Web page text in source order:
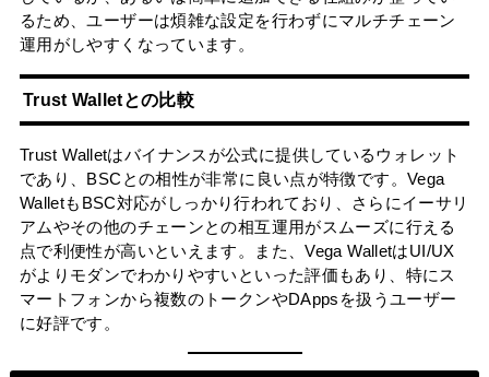
るため、ユーザーは煩雑な設定を行わずにマルチチェーン
運用がしやすくなっています。
Trust Walletとの比較
Trust Walletはバイナンスが公式に提供しているウォレット
であり、BSCとの相性が非常に良い点が特徴です。Vega
WalletもBSC対応がしっかり行われており、さらにイーサリ
アムやその他のチェーンとの相互運用がスムーズに行える
点で利便性が高いといえます。また、Vega WalletはUI/UX
がよりモダンでわかりやすいといった評価もあり、特にス
マートフォンから複数のトークンやDAppsを扱うユーザー
に好評です。